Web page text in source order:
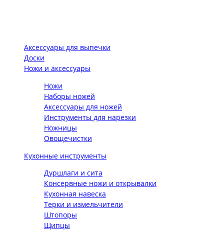
Аксессуары для выпечки
Доски
Ножи и аксессуары
Ножи
Наборы ножей
Аксессуары для ножей
Инструменты для нарезки
Ножницы
Овощечистки
Кухонные инструменты
Дуршлаги и сита
Консервные ножи и открывалки
Кухонная навеска
Терки и измельчители
Штопоры
Щипцы